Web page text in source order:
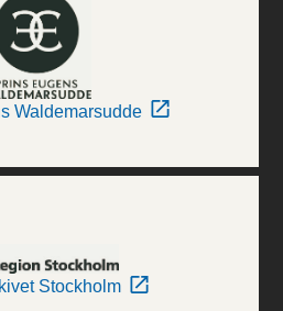
Waldemarsudde
Stockholm